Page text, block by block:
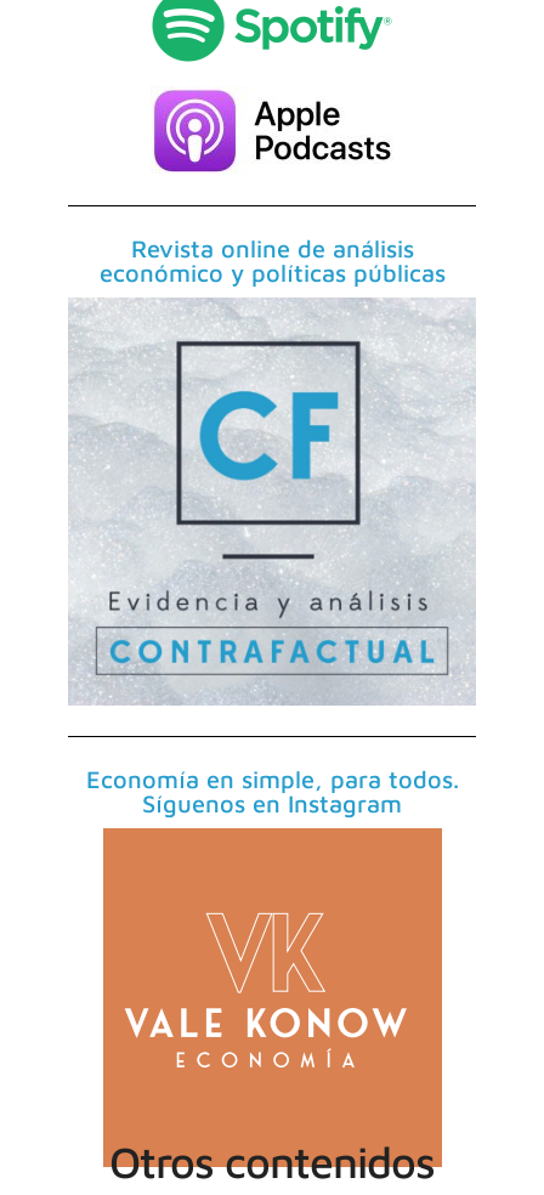
Revista online de análisis
económico y políticas públicas
Economía en simple, para todos.
Síguenos en Instagram
Otros contenidos